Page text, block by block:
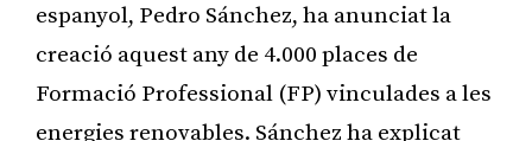
espanyol, Pedro Sánchez, ha anunciat la
creació aquest any de 4.000 places de
Formació Professional (FP) vinculades a les
energies renovables. Sánchez ha explicat